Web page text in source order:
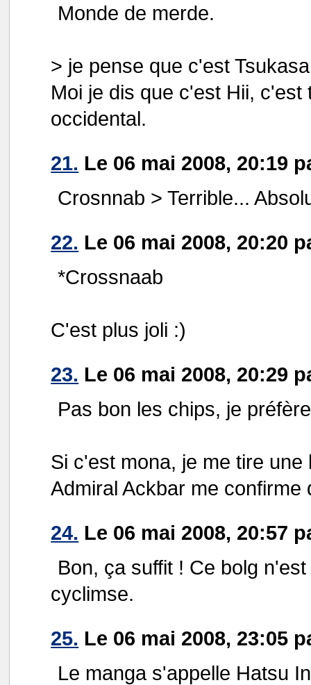
Monde de merde.
> je pense que c'est Tsukasa
Moi je dis que c'est Hii,
occidental.
21. Le 06 mai 2008, 20:19
Crosnnab > Terrible...
22. Le 06 mai 2008, 20:20
*Crossnaab
C'est plus joli :)
23. Le 06 mai 2008, 20:29
Pas bon les chips, je
Si c'est mona, je me tire une
Admiral Ackbar me confirme
24. Le 06 mai 2008, 20:57
Bon, ça suffit ! Ce bolg
cyclimse.
25. Le 06 mai 2008, 23:05
Le manga s'appelle Hatsu